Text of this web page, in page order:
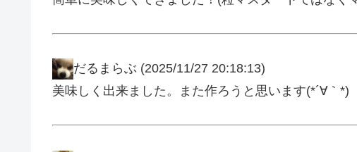
だるまらぶ (2025/11/27 20:18:13)
美味しく出来ました。また作ろうと思います(*´∀｀*)